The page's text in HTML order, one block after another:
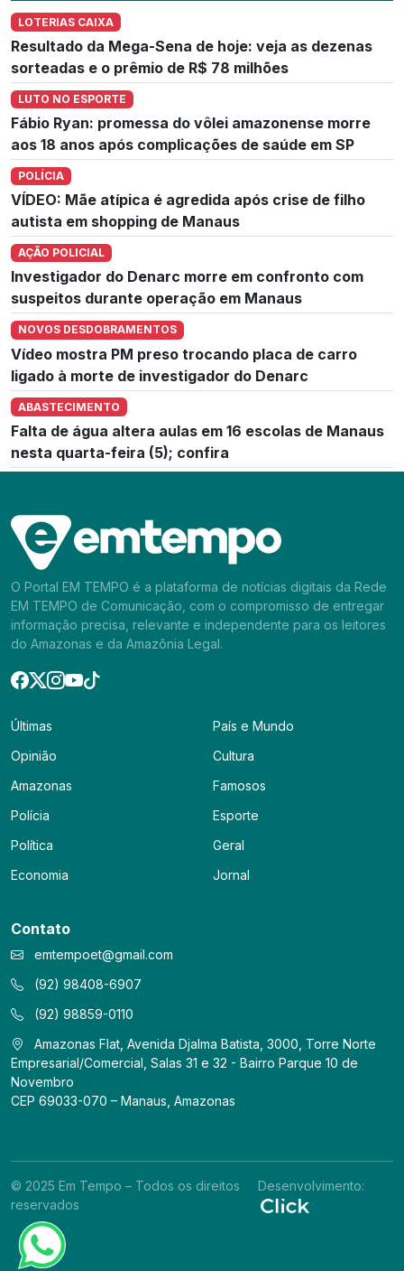
LOTERIAS CAIXA
Resultado da Mega-Sena de hoje: veja as dezenas
sorteadas e o prêmio de R$ 78 milhões
LUTO NO ESPORTE
Fábio Ryan: promessa do vôlei amazonense morre
aos 18 anos após complicações de saúde em SP
POLÍCIA
VÍDEO: Mãe atípica é agredida após crise de filho
autista em shopping de Manaus
AÇÃO POLICIAL
Investigador do Denarc morre em confronto com
suspeitos durante operação em Manaus
NOVOS DESDOBRAMENTOS
Vídeo mostra PM preso trocando placa de carro
ligado à morte de investigador do Denarc
ABASTECIMENTO
Falta de água altera aulas em 16 escolas de Manaus
nesta quarta-feira (5); confira
O Portal EM TEMPO é a plataforma de notícias digitais da Rede
EM TEMPO de Comunicação, com o compromisso de entregar
informação precisa, relevante e independente para os leitores
do Amazonas e da Amazônia Legal.
Últimas
Opinião
Amazonas
Polícia
Política
Economia
País e Mundo
Cultura
Famosos
Esporte
Geral
Jornal
Contato
emtempoet@gmail.com
(92) 98408-6907
(92) 98859-0110
Amazonas Flat, Avenida Djalma Batista, 3000, Torre Norte
Empresarial/Comercial, Salas 31 e 32 - Bairro Parque 10 de
Novembro
CEP 69033-070 – Manaus, Amazonas
© 2025 Em Tempo – Todos os direitos
reservados
Desenvolvimento: